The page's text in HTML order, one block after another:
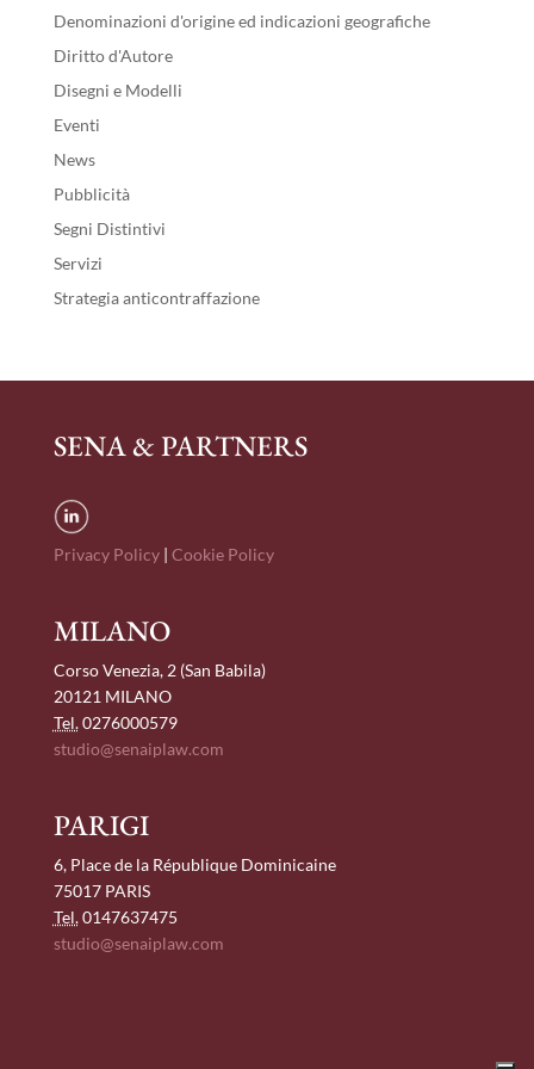
Denominazioni d'origine ed indicazioni geografiche
Diritto d'Autore
Disegni e Modelli
Eventi
News
Pubblicità
Segni Distintivi
Servizi
Strategia anticontraffazione
SENA & PARTNERS
Privacy Policy| Cookie Policy
MILANO
Corso Venezia, 2 (San Babila)
20121 MILANO
Tel.0276000579
studio@senaiplaw.com
PARIGI
6, Place de la République Dominicaine
75017 PARIS
Tel.0147637475
studio@senaiplaw.com